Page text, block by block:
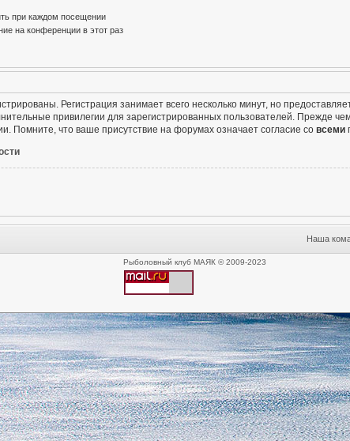
при каждом посещении
на конференции в этот раз
Регистрация занимает всего несколько минут, но
привилегии для зарегистрированных пользователей. Прежде
Помните, что ваше присутствие на форумах означает согласие со всеми
Наша
Рыболовный клуб МАЯК © 2009-2023